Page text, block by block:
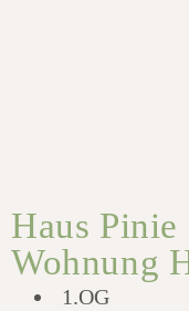
Haus Pinie
Wohnung
1.OG